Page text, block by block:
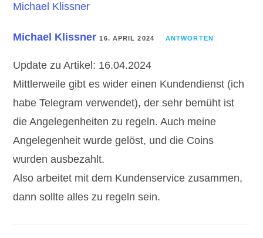
Michael Klissner
Michael Klissner 16. APRIL 2024 ANTWORTEN
Update zu Artikel: 16.04.2024
Mittlerweile gibt es wider einen Kundendienst (ich
habe Telegram verwendet), der sehr bemüht ist
die Angelegenheiten zu regeln. Auch meine
Angelegenheit wurde gelöst, und die Coins
wurden ausbezahlt.
Also arbeitet mit dem Kundenservice zusammen,
dann sollte alles zu regeln sein.